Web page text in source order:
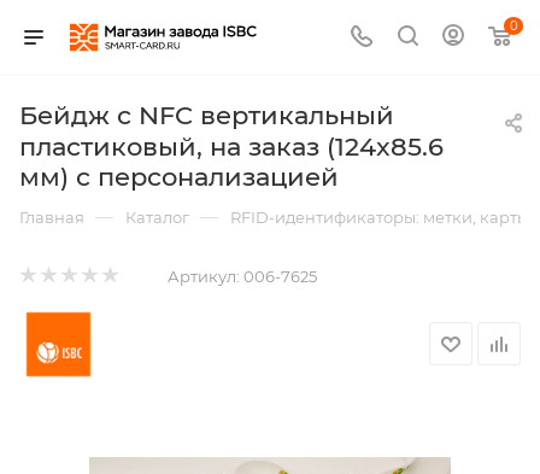
0
Бейдж с NFC вертикальный
пластиковый, на заказ (124x85.6
мм) с персонализацией
Главная — Каталог — RFID-идентификаторы: метки,
Артикул: 006-7625